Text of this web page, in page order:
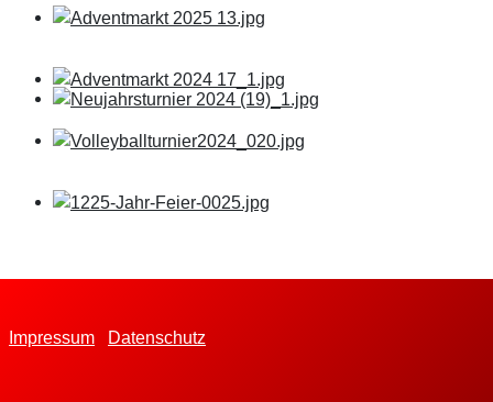
Impressum Datenschutz